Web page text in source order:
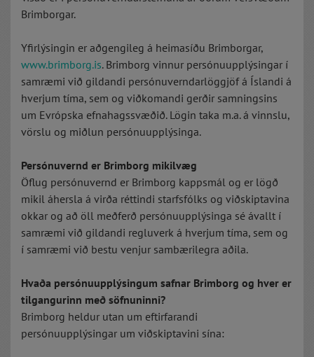
Brimborgar.
Yfirlýsingin er aðgengileg á heimasíðu Brimborgar,
www.brimborg.is. Brimborg vinnur persónuupplýsingar í
samræmi við gildandi persónuverndarlöggjöf á Íslandi á
hverjum tíma, sem og viðkomandi gerðir samningsins
um Evrópska efnahagssvæðið. Lögin taka m.a. á vinnslu,
vörslu og miðlun persónuupplýsinga.
Persónuvernd er Brimborg mikilvæg
Öflug persónuvernd er Brimborg kappsmál og er lögð
mikil áhersla á virða réttindi starfsfólks og viðskiptavina
okkar og að öll meðferð persónuupplýsinga sé ávallt í
samræmi við gildandi regluverk á hverjum tíma, sem og
í samræmi við bestu venjur sambærilegra aðila.
Hvaða persónuupplýsingum safnar Brimborg og hver er
tilgangurinn með söfnuninni?
Brimborg heldur utan um eftirfarandi
persónuupplýsingar um viðskiptavini sína: